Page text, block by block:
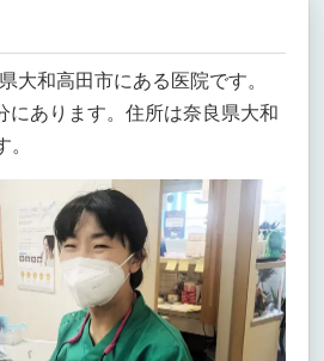
大和高田市にある医院です。
にあります。住所は奈良県大和